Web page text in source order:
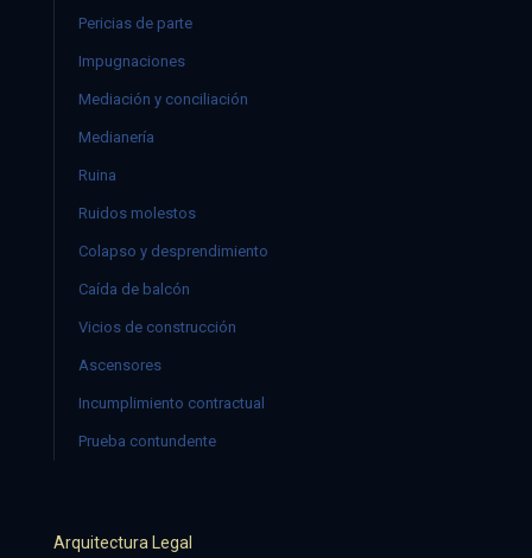
Pericias de parte
Impugnaciones
Mediación y conciliación
Medianería
Ruina
Ruidos molestos
Colapso y desprendimiento
Caída de balcón
Vicios de construcción
Ascensores
Incumplimiento contractual
Prueba contundente
Arquitectura Legal